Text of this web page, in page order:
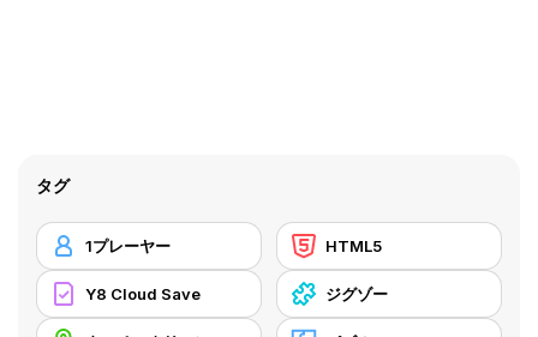
タグ
1プレーヤー HTML5
Y8 Cloud Save ジグゾー